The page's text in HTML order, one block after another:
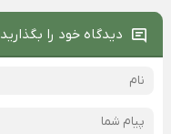
دیدگاه خود را بگذارید